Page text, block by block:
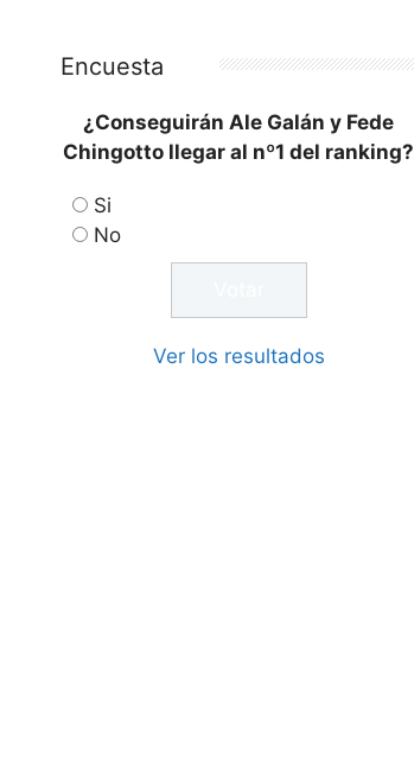
Encuesta
¿Conseguirán Ale Galán y Fede
Chingotto llegar al nº1 del ranking?
Si
No
Ver los resultados